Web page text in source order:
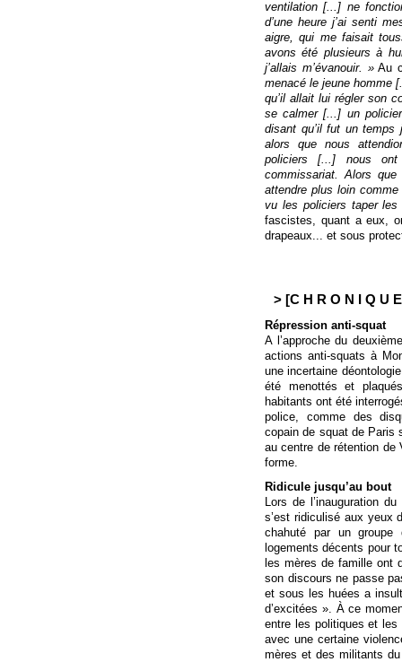
ventilation [...] ne
d’une heure j’ai senti
aigre, qui me faisait
avons été plusieurs à
j’allais m’évanouir. »Au
menacé le jeune homme
qu’il allait lui régler son
se calmer [...] un
disant qu’il fut un temps
alors que nous
policiers [...] nous
commissariat. Alors
attendre plus loin comme
vu les policiers taper les
fascistes, quant a eux,
drapeaux... et sous
> [C H R O N I Q U
Répression anti-squat
A l’approche du
actions anti-squats à
une incertaine
été menottés et
habitants ont été
police, comme des
copain de squat de Paris
au centre de rétention de
forme.
Ridicule jusqu’au bout
Lors de l’inauguration
s’est ridiculisé aux yeux
chahuté par un groupe
logements décents pour
les mères de famille ont
son discours ne passe
et sous les huées a
d’excitées ». À ce
entre les politiques et les
avec une certaine
mères et des militants